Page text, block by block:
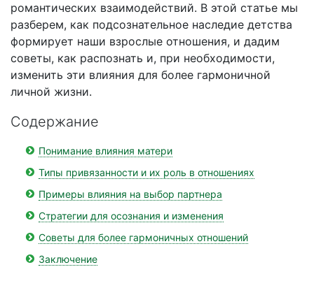
романтических взаимодействий. В этой статье мы
разберем, как подсознательное наследие детства
формирует наши взрослые отношения, и дадим
советы, как распознать и, при необходимости,
изменить эти влияния для более гармоничной
личной жизни.
Содержание
Понимание влияния матери
Типы привязанности и их роль в отношениях
Примеры влияния на выбор партнера
Стратегии для осознания и изменения
Советы для более гармоничных отношений
Заключение